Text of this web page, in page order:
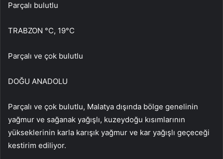
Parçalı bulutlu
TRABZON °C, 19°C
Parçalı ve çok bulutlu
DOĞU ANADOLU
Parçalı ve çok bulutlu, Malatya dışında bölge genelinin
yağmur ve sağanak yağışlı, kuzeydoğu kısımlarının
yükseklerinin karla karışık yağmur ve kar yağışlı geçeceği
kestirim ediliyor.